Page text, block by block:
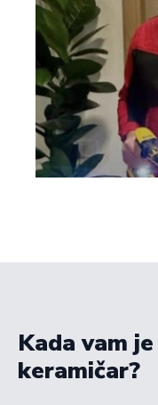
Kada vam
keramičar?